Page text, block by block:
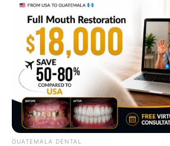
Arthrologist Begs To Stop
Do This Instead
FORGE BODY
GUATEMALA DENTAL